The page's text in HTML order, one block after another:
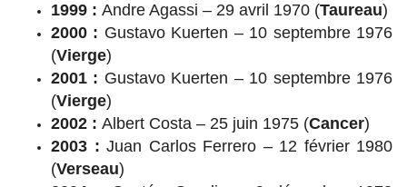
1999 : Andre Agassi – 29 avril 1970 (Taureau)
2000 : Gustavo Kuerten – 10 septembre 1976
(Vierge)
2001 : Gustavo Kuerten – 10 septembre 1976
(Vierge)
2002 : Albert Costa – 25 juin 1975 (Cancer)
2003 : Juan Carlos Ferrero – 12 février 1980
(Verseau)